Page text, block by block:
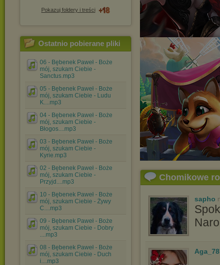
Pokazuj foldery i treści
Ostatnio pobierane pliki
06 - Bębenek Paweł - Boże
mój, szukam Ciebie -
Sanctus.mp3
05 - Bębenek Paweł - Boże
mój, szukam Ciebie - Ludu
K....mp3
04 - Bębenek Paweł - Boże
mój, szukam Ciebie -
Błogos....mp3
03 - Bębenek Paweł - Boże
mój, szukam Ciebie -
Kyrie.mp3
02 - Bębenek Paweł - Boże
mój, szukam Ciebie -
Przyjd....mp3
10 - Bębenek Paweł - Boże
mój, szukam Ciebie - Żywy
C....mp3
09 - Bębenek Paweł - Boże
mój, szukam Ciebie - Dobry
....mp3
08 - Bębenek Paweł - Boże
mój, szukam Ciebie - Duch
i....mp3
Chomikowe
sapho